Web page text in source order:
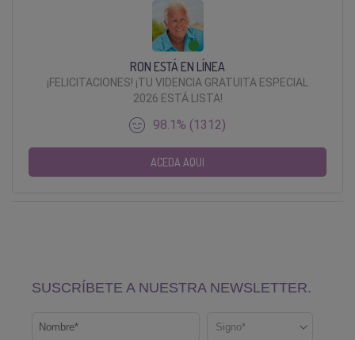
RON ESTÁ EN LÍNEA
¡FELICITACIONES! ¡TU VIDENCIA GRATUITA ESPECIAL
2026 ESTÁ LISTA!
98.1% (1312)
ACEDA AQUI